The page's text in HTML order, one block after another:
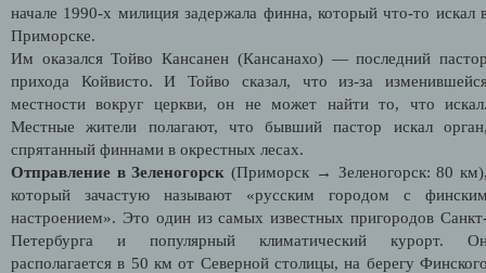
начале 1990-х милиция задержала финна, который что-то искал
Приморске.
Им оказался Тойво Кансанен (Кансанахо) — последний
прихода Койвисто. И Тойво сказал, что из-за
местности вокруг церкви, он не может найти то, что
Местные жители полагают, что бывший пастор искал
спрятанный финнами в окрестных лесах.
Отправление в Зеленогорск (Приморск → Зеленогорск: 80 км)
который зачастую называют «русским городом с
настроением». Это один из самых известных пригородов
Петербурга и популярный климатический курорт.
располагается в 50 км от Северной столицы, на берегу